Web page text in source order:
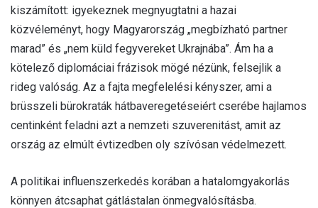
kiszámított: igyekeznek megnyugtatni a hazai
közvéleményt, hogy Magyarország „megbízható partner
marad” és „nem küld fegyvereket Ukrajnába”. Ám ha a
kötelező diplomáciai frázisok mögé nézünk, felsejlik a
rideg valóság. Az a fajta megfelelési kényszer, ami a
brüsszeli bürokraták hátbaveregetéseiért cserébe hajlamos
centinként feladni azt a nemzeti szuverenitást, amit az
ország az elmúlt évtizedben oly szívósan védelmezett.
A politikai influenszerkedés korában a hatalomgyakorlás
könnyen átcsaphat gátlástalan önmegvalósításba.